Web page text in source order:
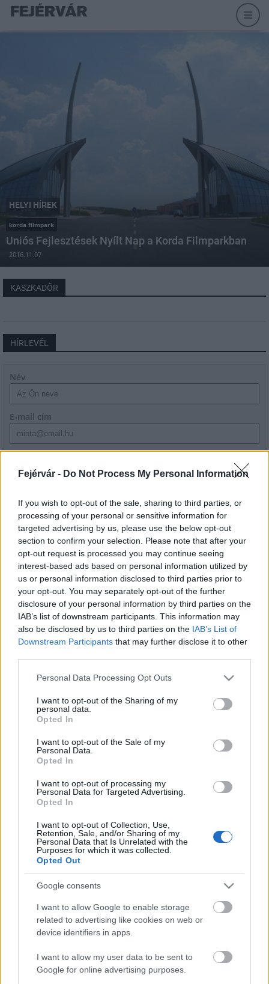
Fejérvár - Do Not Process My Personal Information
If you wish to opt-out of the sale, sharing to third parties, or
processing of your personal or sensitive information for
targeted advertising by us, please use the below opt-out
section to confirm your selection. Please note that after your
opt-out request is processed you may continue seeing
interest-based ads based on personal information utilized by
us or personal information disclosed to third parties prior to
your opt-out. You may separately opt-out of the further
disclosure of your personal information by third parties on the
IAB’s list of downstream participants. This information may
also be disclosed by us to third parties on the IAB’s List of
Downstream Participants that may further disclose it to other
Please note that this website/app uses one or more Google
not limited to your visit or usage behaviour. You may click to
grant or deny consent to Google and its third-party tags to
use your data for below specified purposes in below Google
consent section.
Personal Data Processing Opt Outs
I want to opt-out of the Sharing of my
personal data.
Opted In
I want to opt-out of the Sale of my
Personal Data.
Opted In
I want to opt-out of processing my
Personal Data for Targeted Advertising.
Opted In
I want to opt-out of Collection, Use,
Retention, Sale, and/or Sharing of my
Personal Data that Is Unrelated with the
Purposes for which it was collected.
Opted Out
Google consents
I want to allow Google to enable storage
related to advertising like cookies on web or
device identifiers in apps.
I want to allow my user data to be sent to
Google for online advertising purposes.
HELYI HÍREK
korda filmpark
Uniós Fejlesztések Nyílt Nap a Korda Filmparkban
2016.11.07
KASZKADŐR
HÍRLEVÉL
Név
E-mail cím
szabályzatot!
LEGFRISSEBB
Országos hírek
Megérkezett az eső a Duna vízgyűjtőjére
Aktuális
Paks II.: Mit jelent az 5. blokk új
árnyékában?
másodfokúra csökken a riasztás
HIRDETÉS
Fontos a postaládákba költöző
széncinegék védelme